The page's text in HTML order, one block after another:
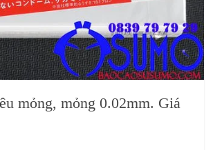
mỏng, mỏng 0.02mm. Giá